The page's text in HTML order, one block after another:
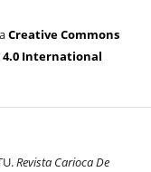
Creative Commons
International
Revista Carioca De